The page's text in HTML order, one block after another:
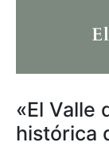
«El Valle
histórica